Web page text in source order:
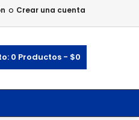
o Crear una cuenta
0 Productos - $0